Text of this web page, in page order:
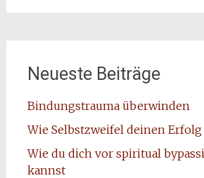
Neueste Beiträge
Bindungstrauma überwinden
Wie Selbstzweifel deinen
Wie du dich vor spiritual
kannst